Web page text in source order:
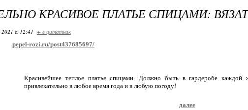
КРАСИВОЕ ПЛАТЬЕ СПИЦАМИ:
г. 12:41 + в цитатник
pepel-rozi.ru/post437685697/
Красивейшее теплое платье спицами. Должно быть в гардеробе
привлекательно в любое время года и в любую погоду!
далее